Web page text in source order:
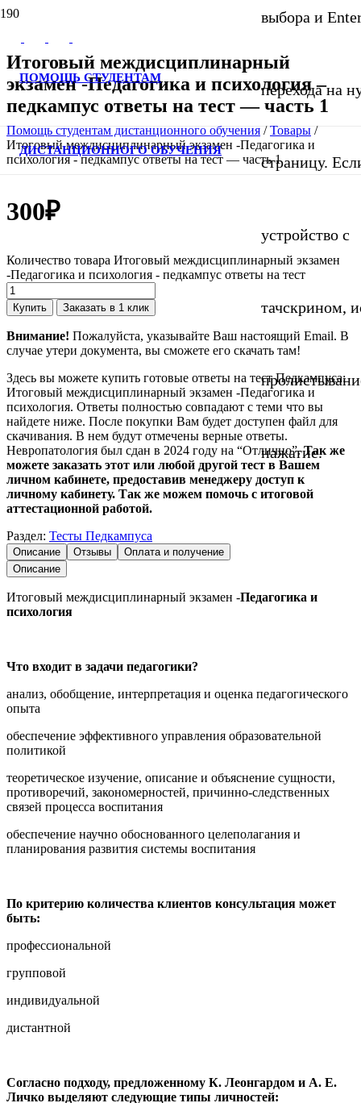
ПОМОЩЬ СТУДЕНТАМ
ДИСТАНЦИОННОГО ОБУЧЕНИЯ
выбора и
перехода на
страницу.
устройство с
тачскрином,
нажатие.
Итоговый междисциплинарный
экзамен -Педагогика и психология –
педкампус ответы на тест — часть 1
Помощь студентам дистанционного обучения /Товары /
Итоговый междисциплинарный экзамен -Педагогика и
психология - педкампус ответы на тест — часть 1
300₽
Количество товара Итоговый междисциплинарный экзамен
-Педагогика и психология - педкампус ответы на тест
Купить Заказать в 1 клик
Внимание! Пожалуйста, указывайте Ваш настоящий Email. В
случае утери документа, вы сможете его скачать там!
Здесь вы можете купить готовые ответы на тест Педкампуса:
Итоговый междисциплинарный экзамен -Педагогика и
психология. Ответы полностью совпадают с теми что вы
найдете ниже. После покупки Вам будет доступен файл для
скачивания. В нем будут отмечены верные ответы.
Невропатология был сдан в 2024 году на “Отлично”.Так же
можете заказать этот или любой другой тест в Вашем
личном кабинете, предоставив менеджеру доступ к
личному кабинету. Так же можем помочь с итоговой
аттестационной работой.
Раздел: Тесты Педкампуса
Описание Отзывы
Оплата и получение
Описание
Итоговый междисциплинарный экзамен -Педагогика и
психология
Что входит в задачи педагогики?
анализ, обобщение, интерпретация и оценка педагогического
опыта
обеспечение эффективного управления образовательной
политикой
теоретическое изучение, описание и объяснение сущности,
противоречий, закономерностей, причинно-следственных
связей процесса воспитания
обеспечение научно обоснованного целеполагания и
планирования развития системы воспитания
По критерию количества клиентов консультация может
быть:
профессиональной
групповой
индивидуальной
дистантной
Согласно подходу, предложенному К. Леонгардом и А. Е.
Личко выделяют следующие типы личностей: